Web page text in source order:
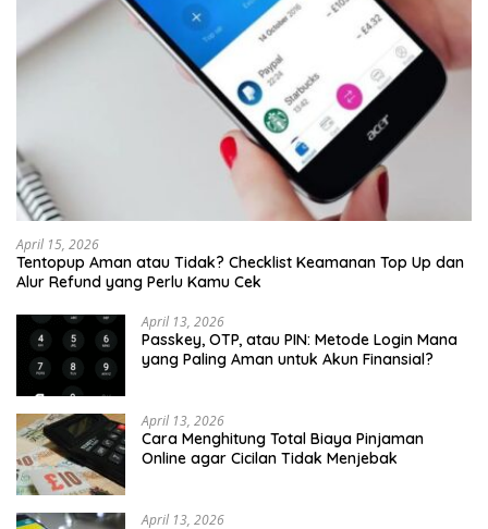
April 15, 2026
Tentopup Aman atau Tidak? Checklist Keamanan Top Up dan
Alur Refund yang Perlu Kamu Cek
April 13, 2026
Passkey, OTP, atau PIN: Metode Login Mana
yang Paling Aman untuk Akun Finansial?
April 13, 2026
Cara Menghitung Total Biaya Pinjaman
Online agar Cicilan Tidak Menjebak
April 13, 2026